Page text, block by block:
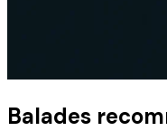
Balades